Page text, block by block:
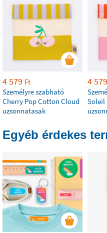
4 579 Ft
Személyre szabható
Cherry Pop Cotton Cloud
uzsonnatasak
4 579
Soleil
Egyéb érdekes